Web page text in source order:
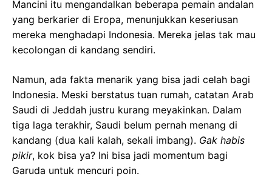
Mancini itu mengandalkan beberapa pemain andalan
yang berkarier di Eropa, menunjukkan keseriusan
mereka menghadapi Indonesia. Mereka jelas tak mau
kecolongan di kandang sendiri.
Namun, ada fakta menarik yang bisa jadi celah bagi
Indonesia. Meski berstatus tuan rumah, catatan Arab
Saudi di Jeddah justru kurang meyakinkan. Dalam
tiga laga terakhir, Saudi belum pernah menang di
kandang (dua kali kalah, sekali imbang). Gak habis
pikir, kok bisa ya? Ini bisa jadi momentum bagi
Garuda untuk mencuri poin.